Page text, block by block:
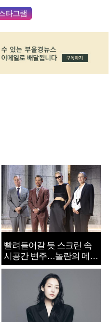
타그램
빨려들어갈 듯 스크린 속
시공간 변주…놀란의 메시
지는 ‘전쟁 속죄’